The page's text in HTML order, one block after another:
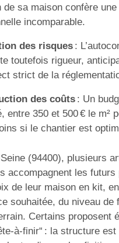
de sa maison confère
incomparable.
des risques:
toutefois rigueur,
strict de la
des coûts: Un
entre 350 et 500 € le m²
si le chantier est
(94400), plusieurs
accompagnent les futurs
de leur maison en kit,
souhaitée, du niveau de
Certains proposent
à-finir“ : la structure